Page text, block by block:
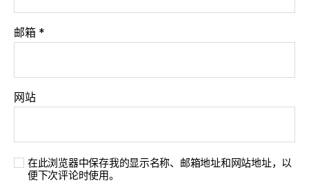
邮箱 *
网站
在此浏览器中保存我的显示名称、邮箱地址和网站地址，以
便下次评论时使用。